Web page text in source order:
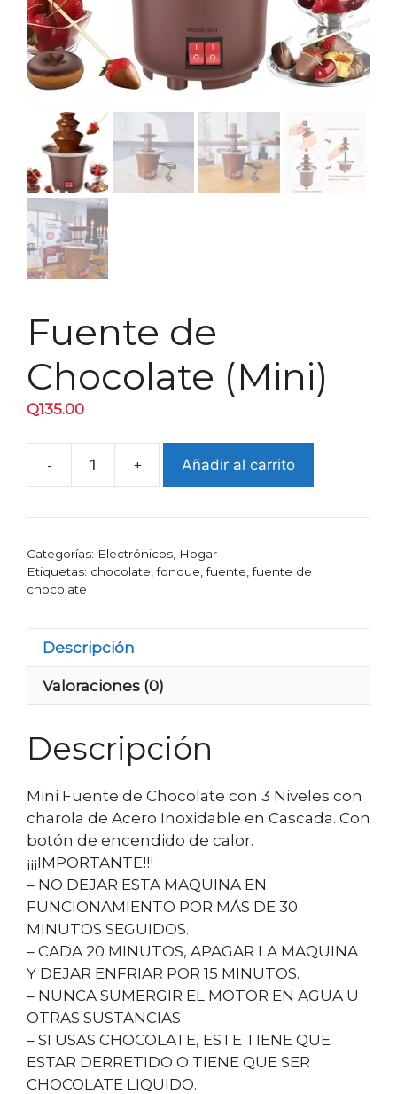
Fuente de
Chocolate (Mini)
Q135.00
-
Fuente
Chocolate
cantidad
+ Añadir al carrito
Categorías: Electrónicos, Hogar
Etiquetas: chocolate,fondue,fuente,fuente de
chocolate
Descripción
Valoraciones (0)
Descripción
Mini Fuente de Chocolate con 3 Niveles con
charola de Acero Inoxidable en Cascada. Con
botón de encendido de calor.
¡¡¡IMPORTANTE!!!
– NO DEJAR ESTA MAQUINA EN
FUNCIONAMIENTO POR MÁS DE 30
MINUTOS SEGUIDOS.
– CADA 20 MINUTOS, APAGAR LA MAQUINA
Y DEJAR ENFRIAR POR 15 MINUTOS.
– NUNCA SUMERGIR EL MOTOR EN AGUA U
OTRAS SUSTANCIAS
– SI USAS CHOCOLATE, ESTE TIENE QUE
ESTAR DERRETIDO O TIENE QUE SER
CHOCOLATE LIQUIDO.